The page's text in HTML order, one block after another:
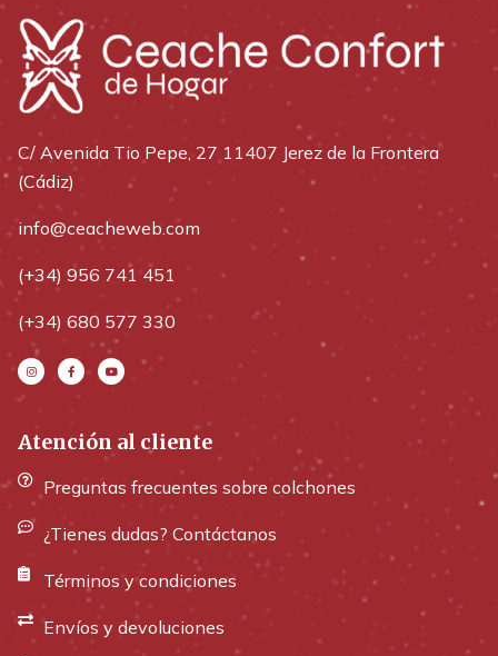
C/ Avenida Tio Pepe, 27 11407 Jerez de la Frontera
(Cádiz)
info@ceacheweb.com
(+34) 956 741 451
(+34) 680 577 330
Atención al cliente
Preguntas frecuentes sobre colchones
¿Tienes dudas? Contáctanos
Términos y condiciones
Envíos y devoluciones